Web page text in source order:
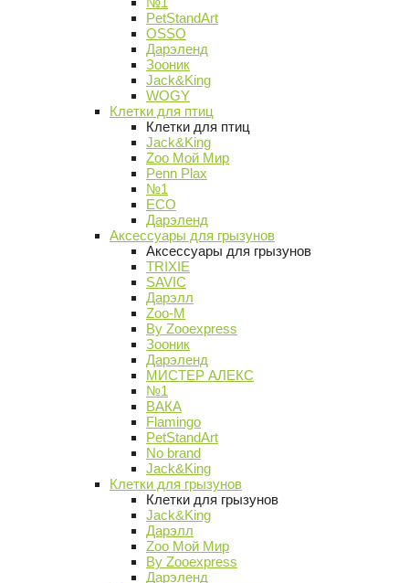
PetStandArt
OSSO
Дарэленд
Зооник
Jack&King
WOGY
Клетки для птиц
Клетки для птиц
Jack&King
Zoo Мой Мир
Penn Plax
№1
ECO
Дарэленд
Аксессуары для грызунов
Аксессуары для грызунов
TRIXIE
SAVIC
Дарэлл
Zoo-M
By Zooexpress
Зооник
Дарэленд
МИСТЕР АЛЕКС
№1
ВАКА
Flamingo
PetStandArt
No brand
Jack&King
Клетки для грызунов
Клетки для грызунов
Jack&King
Дарэлл
Zoo Мой Мир
By Zooexpress
Дарэленд